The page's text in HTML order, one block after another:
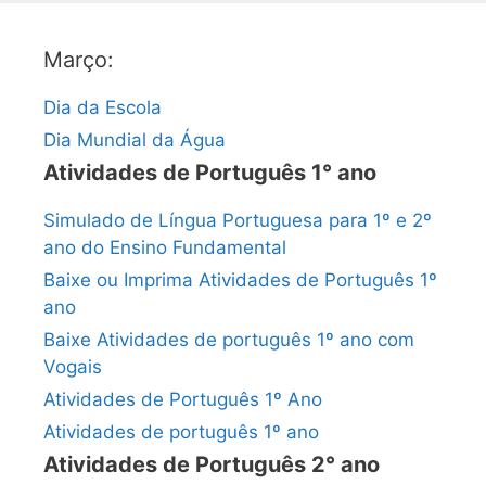
Março:
Dia da Escola
Dia Mundial da Água
Atividades de Português 1° ano
Simulado de Língua Portuguesa para 1º e 2º
ano do Ensino Fundamental
Baixe ou Imprima Atividades de Português 1º
ano
Baixe Atividades de português 1º ano com
Vogais
Atividades de Português 1º Ano
Atividades de português 1º ano
Atividades de Português 2° ano